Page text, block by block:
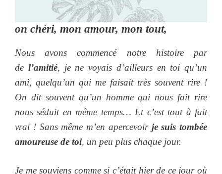
on chéri, mon amour, mon tout,
Nous avons commencé notre histoire par
de l’amitié, je ne voyais d’ailleurs en toi qu’un
ami, quelqu’un qui me faisait très souvent rire !
On dit souvent qu’un homme qui nous fait rire
nous séduit en même temps… Et c’est tout à fait
vrai ! Sans même m’en apercevoir je suis tombée
amoureuse de toi, un peu plus chaque jour.
Je me souviens comme si c’était hier de ce jour où